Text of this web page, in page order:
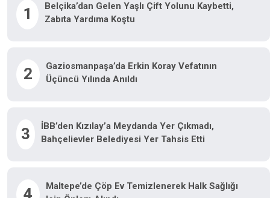
1
Belçika’dan Gelen Yaşlı Çift Yolunu Kaybetti,
Zabıta Yardıma Koştu
2
Gaziosmanpaşa’da Erkin Koray Vefatının
Üçüncü Yılında Anıldı
3
İBB’den Kızılay’a Meydanda Yer Çıkmadı,
Bahçelievler Belediyesi Yer Tahsis Etti
4
Maltepe’de Çöp Ev Temizlenerek Halk Sağlığı